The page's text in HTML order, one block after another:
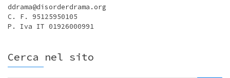
ddrama@disorderdrama.org
C. F. 95125950105
P. Iva IT 01926000991
Cerca nel sito